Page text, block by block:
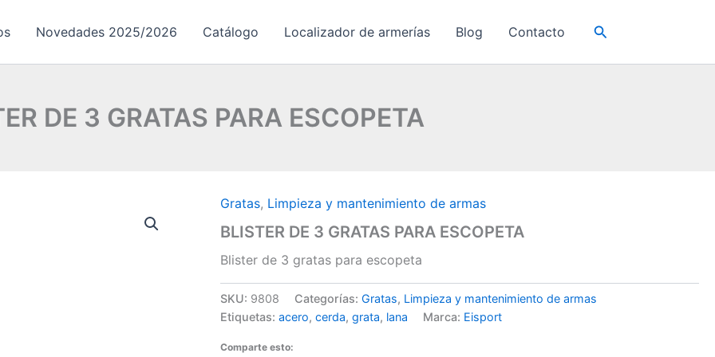
Novedades 2025/2026 Catálogo Localizador de armerías Blog Contacto Buscar
DE 3 GRATAS PARA ESCOPETA
Gratas, Limpieza y mantenimiento de armas
BLISTER DE 3 GRATAS PARA ESCOPETA
Blister de 3 gratas para escopeta
SKU: 9808 Categorías:Gratas, Limpieza y mantenimiento de armas
Etiquetas:acero,cerda,grata, lana Marca: Eisport
Comparte esto: